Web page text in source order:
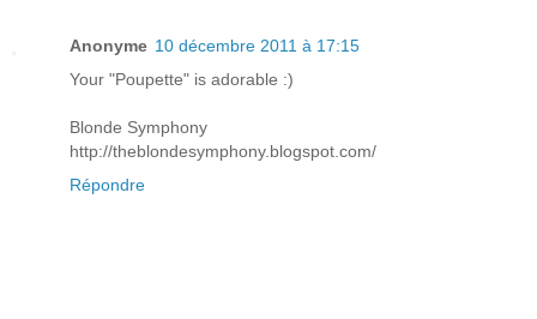
Anonyme 10 décembre 2011 à 17:15
Your "Poupette" is adorable :)
Blonde Symphony
http://theblondesymphony.blogspot.com/
Répondre